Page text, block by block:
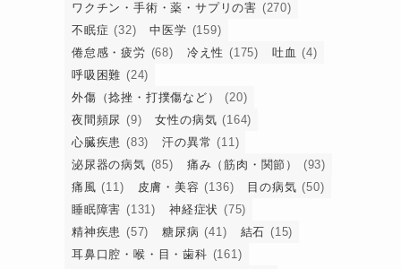
ワクチン・手術・薬・サプリの害 (270)
不眠症 (32) 中医学 (159)
倦怠感・疲労 (68) 冷え性 (175) 吐血 (4)
呼吸困難 (24)
外傷（捻挫・打撲傷など）
(20)
夜間頻尿 (9) 女性の病気 (164)
心臓疾患 (83) 汗の異常 (11)
泌尿器の病気 (85) 痛み（筋肉・関節）
(93)
痛風 (11) 皮膚・美容 (136) 目の病気 (50)
睡眠障害 (131) 神経症状 (75)
精神疾患 (57) 糖尿病 (41) 結石 (15)
耳鼻口腔・喉・目・歯科 (161)